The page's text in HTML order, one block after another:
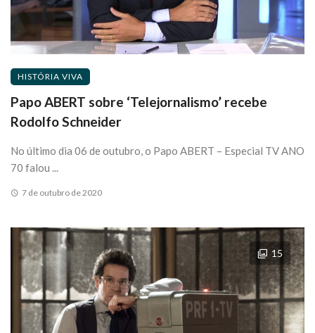
HISTÓRIA VIVA
Papo ABERT sobre ‘Telejornalismo’ recebe
Rodolfo Schneider
No último dia 06 de outubro, o Papo ABERT – Especial TV ANO
70 falou ...
7 de outubro de 2020
15